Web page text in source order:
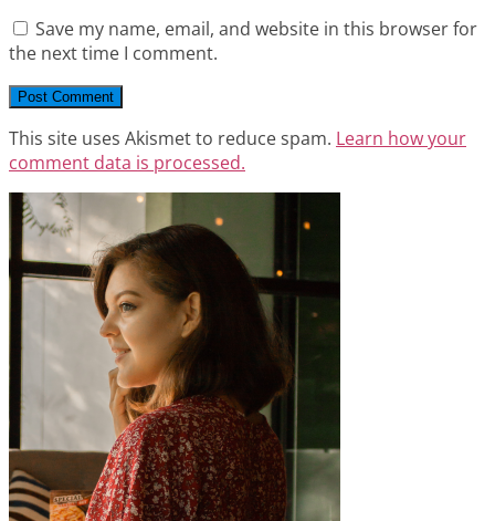
Save my name, email, and website in this browser for
the next time I comment.
This site uses Akismet to reduce spam. Learn how your
comment data is processed.